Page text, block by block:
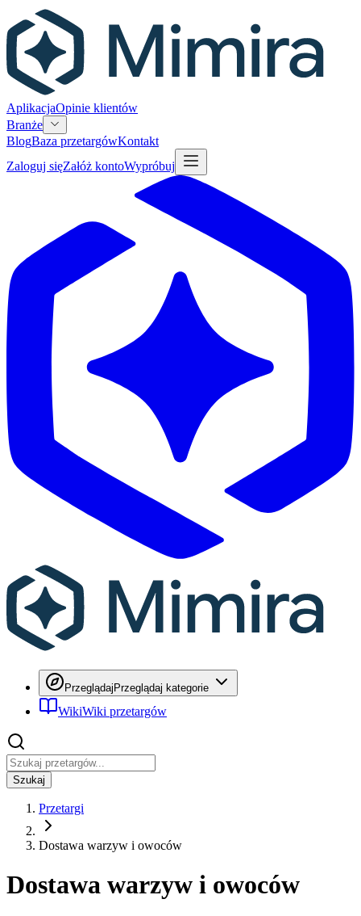
AplikacjaOpinie klientów
Branże
BlogBaza przetargówKontakt
Zaloguj sięZałóż kontoWypróbuj
PrzeglądajPrzeglądaj kategorie
WikiWiki przetargów
Szukaj
Przetargi
Dostawa warzyw i owoców
Dostawa warzyw i owoców